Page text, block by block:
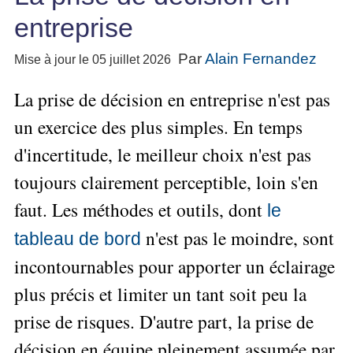
des
métier
Le
gestion
les
articles
Diriger
»»»
Innover
en
L'Innovation
et
Sigma
Le
Management
Les
outils
la
Qualité
Supply
Chain
▶
les
articles
»»»
Les
Méthodes
projet
l'Équipe
des
risques
Tous
les
articles
Projet
▶
L'Efficacité
Manager
Comment
bord
Entreprise
La
Méthode
Le
Tableau
Bord
avec
Excel
▶
Tous
les
articles
»»»
Analyser
les
Méthode
pour
lancer
pour
Entrepreneur
son
Entreprise
Le
métier
de
consultant
freelance
▶
Secrets
d'Entrepreneur
▶
▶
Guide
gratuit
de
Méthode
d'autoformation
Les
Qualités
pour
s'auto-
Tous
articles
Tous
les
articles
classés
entreprise
Mise à jour le 05 juillet 2026 ParAlain Fernandez
La prise de décision en entreprise n'est pas
un exercice des plus simples. En temps
d'incertitude, le meilleur choix n'est pas
toujours clairement perceptible, loin s'en
faut. Les méthodes et outils, dont le
tableau de bord n'est pas le moindre, sont
incontournables pour apporter un éclairage
plus précis et limiter un tant soit peu la
prise de risques. D'autre part, la prise de